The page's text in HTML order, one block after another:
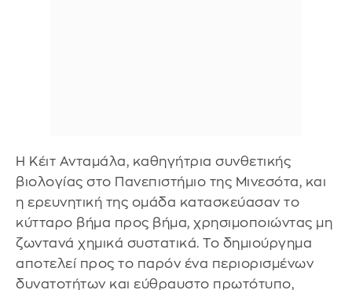
Η Κέιτ Ανταμάλα, καθηγήτρια συνθετικής
βιολογίας στο Πανεπιστήμιο της Μινεσότα, και
η ερευνητική της ομάδα κατασκεύασαν το
κύτταρο βήμα προς βήμα, χρησιμοποιώντας μη
ζωντανά χημικά συστατικά. Το δημιούργημα
αποτελεί προς το παρόν ένα περιορισμένων
δυνατοτήτων και εύθραυστο πρωτότυπο,